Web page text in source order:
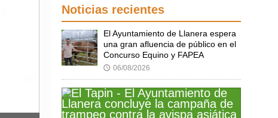
Noticias recientes
El Ayuntamiento de Llanera espera
una gran afluencia de público en el
Concurso Equino y FAPEA
🕔 06/08/2026